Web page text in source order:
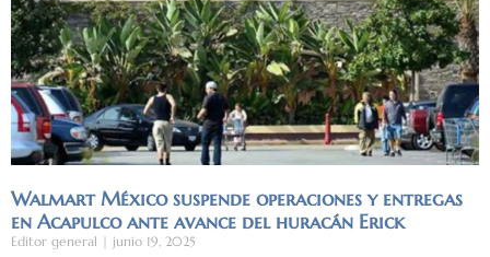
Walmart México suspende operaciones y entregas
en Acapulco ante avance del huracán Erick
Editor general junio 19, 2025